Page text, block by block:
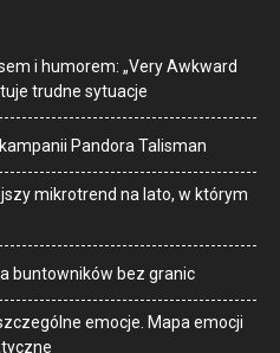
i humorem: „Very Awkward
trudne sytuacje
Pandora Talisman
mikrotrend na lato, w którym
buntowników bez granic
emocje. Mapa emocji